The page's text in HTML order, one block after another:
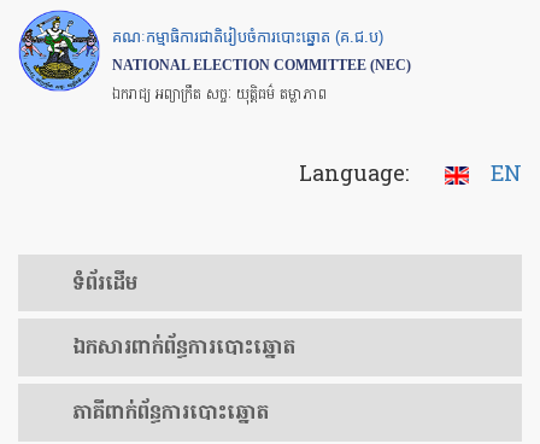
Skip
to
main
គណៈកម្មាធិការជាតិរៀបចំការបោះឆ្នោត (គ.ជ.ប)
NATIONAL ELECTION COMMITTEE (NEC)
ឯករាជ្យ អព្យាក្រឹត សច្ចៈ យុត្តិធម៌ តម្លាភាព
Language: EN
ទំព័រ​ដើម
ឯកសារ​ពាក់ព័ន្ធ​ការ​បោះឆ្នោត
​ភាគីពាក់ព័ន្ធ​​ការ​បោះឆ្នោត